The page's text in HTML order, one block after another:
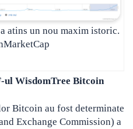
atins un nou maxim istoric.
ul WisdomTree Bitcoin
Bitcoin au fost determinate
Exchange Commission) a